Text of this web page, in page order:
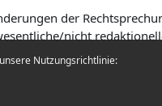
Nutzungsrichtlinie:
der
nicht